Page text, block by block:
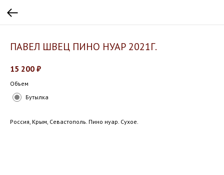
ПАВЕЛ ШВЕЦ ПИНО НУАР 2021Г.
15 200 ₽
Объем
Бутылка
Россия, Крым, Севастополь. Пино нуар. Сухое.